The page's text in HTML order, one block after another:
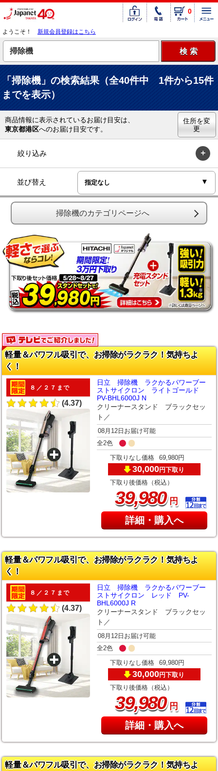
0
ようこそ！ 新規会員登録はこちら
「掃除機」の検索結果（全40件中 1件から15件
までを表示）
商品情報に表示されているお届け目安は、
東京都港区へのお届け目安です。
住所を変
更
絞り込み
並び替え
掃除機のカテゴリページへ
軽量＆パワフル吸引で、お掃除がラクラク！気持ちよ
く！
８／２７まで
(4.37)
日立 掃除機 ラクかるパワーブー
ストサイクロン ライトゴールド
PV-BHL6000J N
クリーナースタンド ブラックセッ
ト／
08月12日お届け可能
全2色
下取りなし価格 69,980円
30,000円下取り
下取り後価格（税込）
39,980円
詳細・購入へ
軽量＆パワフル吸引で、お掃除がラクラク！気持ちよ
く！
８／２７まで
(4.37)
日立 掃除機 ラクかるパワーブー
ストサイクロン レッド PV-
BHL6000J R
クリーナースタンド ブラックセッ
ト／
08月12日お届け可能
全2色
下取りなし価格 69,980円
30,000円下取り
下取り後価格（税込）
39,980円
詳細・購入へ
軽量＆パワフル吸引で、お掃除がラクラク！気持ちよ